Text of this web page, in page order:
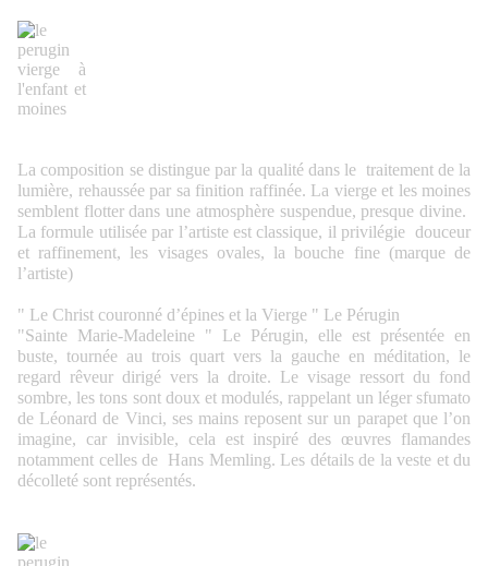
La composition se distingue par la qualité dans le traitement de la
lumière, rehaussée par sa finition raffinée. La vierge et les moines
semblent flotter dans une atmosphère suspendue, presque divine.
La formule utilisée par l’artiste est classique, il privilégie douceur
et raffinement, les visages ovales, la bouche fine (marque de
l’artiste)
" Le Christ couronné d’épines et la Vierge " Le Pérugin
"Sainte Marie-Madeleine " Le Pérugin, elle est présentée en
buste, tournée au trois quart vers la gauche en méditation, le
regard rêveur dirigé vers la droite. Le visage ressort du fond
sombre, les tons sont doux et modulés, rappelant un léger sfumato
de Léonard de Vinci, ses mains reposent sur un parapet que l’on
imagine, car invisible, cela est inspiré des œuvres flamandes
notamment celles de Hans Memling. Les détails de la veste et du
décolleté sont représentés.